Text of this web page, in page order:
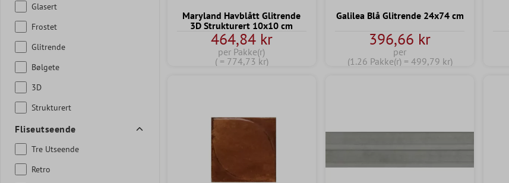
Glasert
Frostet
Glitrende
Bølgete
3D
Strukturert
Fliseutseende
Tre Utseende
Retro
Maryland Havblått Glitrende
3D Strukturert 10x10 cm
464,84 kr
per Pakke(r)
( = 774,73 kr)
Galilea Blå Glitrende 24x74 cm
396,66 kr
per
(1.26 Pakke(r) = 499,79 kr)